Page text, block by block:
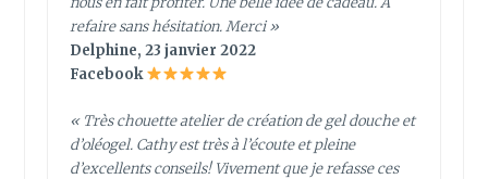
refaire sans hésitation. Merci »
Delphine, 23 janvier 2022
Facebook
« Très chouette atelier de création de gel douche et
d’oléogel. Cathy est très à l’écoute et pleine
d’excellents conseils! Vivement que je refasse ces